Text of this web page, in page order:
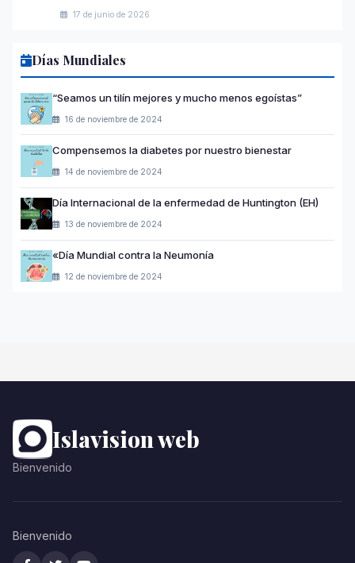
17 de junio de 2026
Días Mundiales
“Seamos un tilín mejores y mucho menos egoístas”
16 de noviembre de 2024
Compensemos la diabetes por nuestro bienestar
14 de noviembre de 2024
Día Internacional de la enfermedad de Huntington (EH)
13 de noviembre de 2024
«Día Mundial contra la Neumonía
12 de noviembre de 2024
Islavision web
Bienvenido
Bienvenido